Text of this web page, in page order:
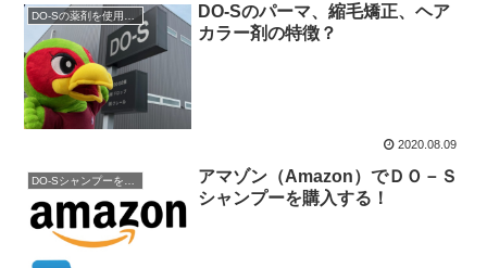
DO-Sのパーマ、縮毛矯正、ヘア
カラー剤の特徴？
2020.08.09
DO-Sシャンプーを購入
アマゾン（Amazon）でＤＯ－Ｓ
シャンプーを購入する！